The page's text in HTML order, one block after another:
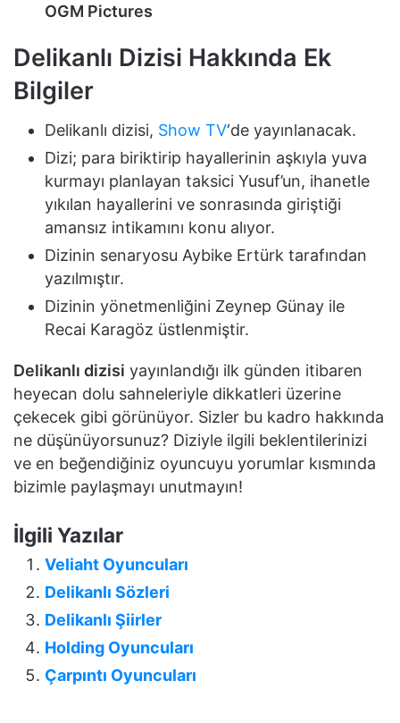
OGM Pictures
Delikanlı Dizisi Hakkında Ek
Bilgiler
Delikanlı dizisi, Show TV‘de yayınlanacak.
Dizi; para biriktirip hayallerinin aşkıyla yuva
kurmayı planlayan taksici Yusuf’un, ihanetle
yıkılan hayallerini ve sonrasında giriştiği
amansız intikamını konu alıyor.
Dizinin senaryosu Aybike Ertürk tarafından
yazılmıştır.
Dizinin yönetmenliğini Zeynep Günay ile
Recai Karagöz üstlenmiştir.
Delikanlı dizisi yayınlandığı ilk günden itibaren
heyecan dolu sahneleriyle dikkatleri üzerine
çekecek gibi görünüyor. Sizler bu kadro hakkında
ne düşünüyorsunuz? Diziyle ilgili beklentilerinizi
ve en beğendiğiniz oyuncuyu yorumlar kısmında
bizimle paylaşmayı unutmayın!
İlgili Yazılar
Veliaht Oyuncuları
Delikanlı Sözleri
Delikanlı Şiirler
Holding Oyuncuları
Çarpıntı Oyuncuları